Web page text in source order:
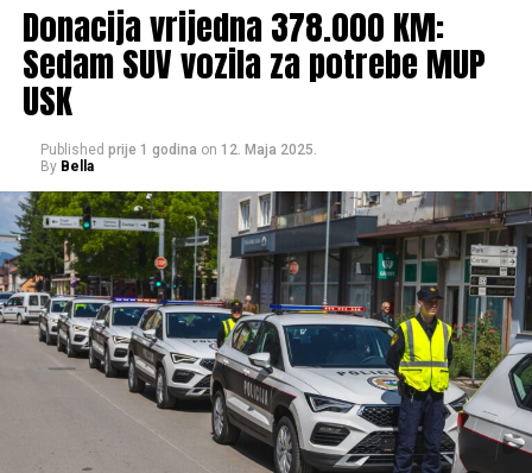
Donacija vrijedna 378.000 KM:
Sedam SUV vozila za potrebe MUP
USK
Published prije 1 godina on 12. Maja 2025.
By Bella